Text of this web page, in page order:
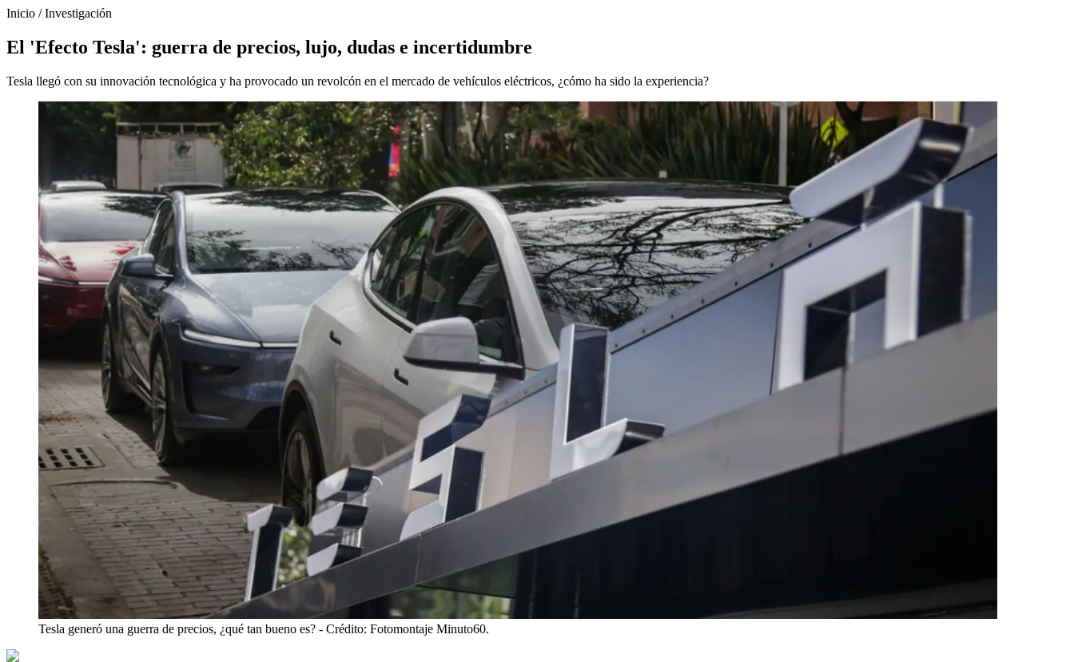
Inicio /Investigación
El 'Efecto Tesla': guerra de precios, lujo, dudas e incertidumbre
Tesla llegó con su innovación tecnológica y ha provocado un revolcón en el mercado de vehículos eléctricos, ¿cómo ha sido la experiencia?
Tesla generó una guerra de precios, ¿qué tan bueno es? - Crédito: Fotomontaje Minuto60.